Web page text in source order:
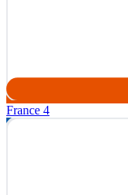
France 4